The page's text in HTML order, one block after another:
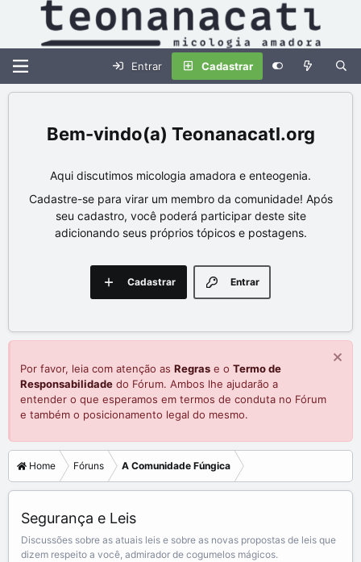
Entrar Cadastrar
Teonanacatl.org
Aqui discutimos micologia amadora e enteogenia.
Cadastre-se para virar um membro da comunidade! Após
seu cadastro, você poderá participar deste site
adicionando seus próprios tópicos e postagens.
Entrar
Cadastrar
Por favor, leia com atenção as Regras e o Termo de
Responsabilidade do Fórum. Ambos lhe ajudarão a
entender o que esperamos em termos de conduta no Fórum
e também o posicionamento legal do mesmo.
Home Fóruns A Comunidade Fúngica
Segurança e Leis
Discussões sobre as atuais leis e sobre as novas propostas de leis que
dizem respeito a você, admirador de cogumelos mágicos.